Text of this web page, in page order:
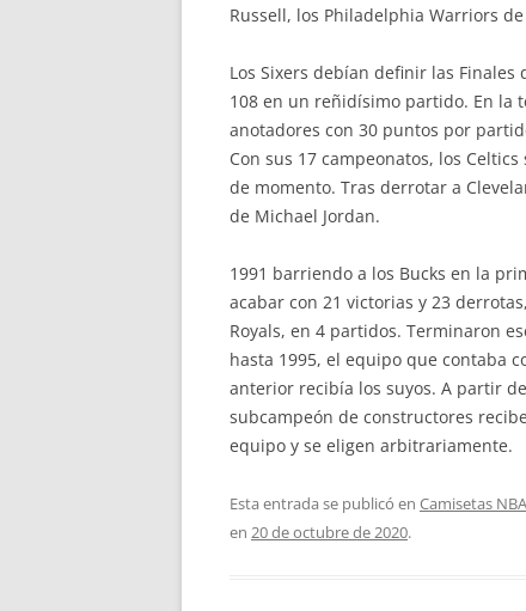
Russell, los Philadelphia Warriors
Los Sixers debían definir las
108 en un reñidísimo partido. En la
anotadores con 30 puntos por
Con sus 17 campeonatos, los
de momento. Tras derrotar a
de Michael Jordan.
1991 barriendo a los Bucks en la
acabar con 21 victorias y 23
Royals, en 4 partidos. Terminaron
hasta 1995, el equipo que contaba
anterior recibía los suyos. A partir
subcampeón de constructores
equipo y se eligen arbitrariamente.
Esta entrada se publicó en Camisetas
en 20 de octubre de 2020.